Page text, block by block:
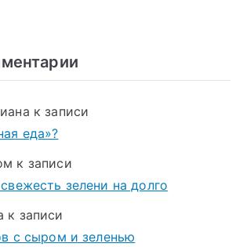
к записи
еда»?
к записи
зелени на долго
к записи
с сыром и зеленью